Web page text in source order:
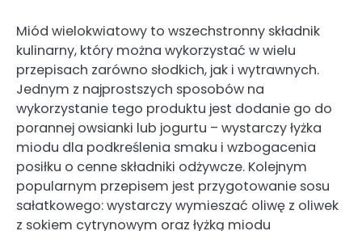
Miód wielokwiatowy to wszechstronny składnik
kulinarny, który można wykorzystać w wielu
przepisach zarówno słodkich, jak i wytrawnych.
Jednym z najprostszych sposobów na
wykorzystanie tego produktu jest dodanie go do
porannej owsianki lub jogurtu – wystarczy łyżka
miodu dla podkreślenia smaku i wzbogacenia
posiłku o cenne składniki odżywcze. Kolejnym
popularnym przepisem jest przygotowanie sosu
sałatkowego: wystarczy wymieszać oliwę z oliwek
z sokiem cytrynowym oraz łyżką miodu